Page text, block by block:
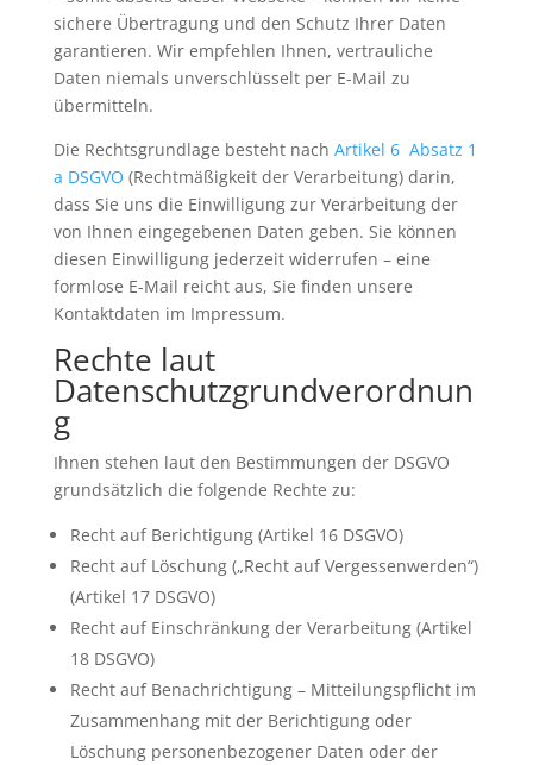
sichere Übertragung und den Schutz Ihrer Daten
garantieren. Wir empfehlen Ihnen, vertrauliche
Daten niemals unverschlüsselt per E-Mail zu
übermitteln.
Die Rechtsgrundlage besteht nach Artikel 6 Absatz 1
a DSGVO (Rechtmäßigkeit der Verarbeitung) darin,
dass Sie uns die Einwilligung zur Verarbeitung der
von Ihnen eingegebenen Daten geben. Sie können
diesen Einwilligung jederzeit widerrufen – eine
formlose E-Mail reicht aus, Sie finden unsere
Kontaktdaten im Impressum.
Rechte laut
Datenschutzgrundverordnun
g
Ihnen stehen laut den Bestimmungen der DSGVO
grundsätzlich die folgende Rechte zu:
Recht auf Berichtigung (Artikel 16 DSGVO)
Recht auf Löschung („Recht auf Vergessenwerden“)
(Artikel 17 DSGVO)
Recht auf Einschränkung der Verarbeitung (Artikel
18 DSGVO)
Recht auf Benachrichtigung – Mitteilungspflicht im
Zusammenhang mit der Berichtigung oder
Löschung personenbezogener Daten oder der